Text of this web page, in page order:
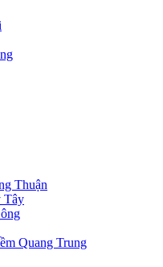
Thuận
Tây
Quang Trung